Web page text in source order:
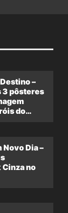
–
3 pôsteres
do
Dia –
no